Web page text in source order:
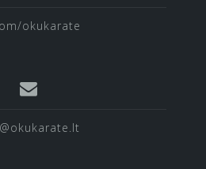
okukarate